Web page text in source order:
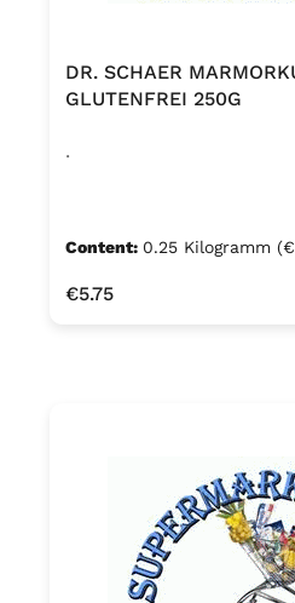
DR. SCHAER
GLUTENFREI 250G
.
Content: 0.25 Kilogramm
Regular price:
€5.75